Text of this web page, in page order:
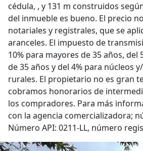
cédula, , y 131 m construidos
del inmueble es bueno. El precio
notariales y registrales, que se
aranceles. El impuesto de
10% para mayores de 35 años, del
de 35 años y del 4% para núcleos
rurales. El propietario no es gran
cobramos honorarios de
los compradores. Para más
con la agencia comercializadora;
Número API: 0211-LL, número